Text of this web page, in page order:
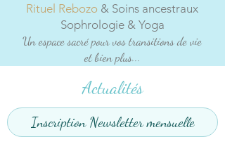
Rituel Rebozo & Soins ancestraux
Sophrologie & Yoga
Un espace sacré pour vos transitions de vie
et bien plus...
Actualités
Inscription Newsletter mensuelle